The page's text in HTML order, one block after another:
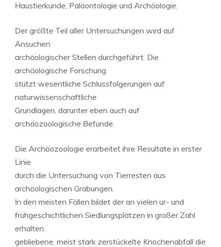
Haustierkunde, Paläontologie und Archäologie.
Der größte Teil aller Untersuchungen wird auf
Ansuchen
archäologischer Stellen durchgeführt. Die
archäologische Forschung
stützt wesentliche Schlussfolgerungen auf
naturwissenschaftliche
Grundlagen, darunter eben auch auf
archäozoologische Befunde.
Die Archäozoologie erarbeitet ihre Resultate in erster
Linie
durch die Untersuchung von Tierresten aus
archäologischen Grabungen.
In den meisten Fällen bildet der an vielen ur- und
frühgeschichtlichen Siedlungsplätzen in großer Zahl
erhalten
gebliebene, meist stark zerstückelte Knochenabfall die